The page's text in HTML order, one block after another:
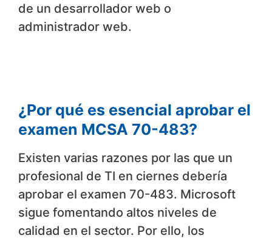
de un desarrollador web o
administrador web.
¿Por qué es esencial aprobar el
examen MCSA 70-483?
Existen varias razones por las que un
profesional de TI en ciernes debería
aprobar el examen 70-483. Microsoft
sigue fomentando altos niveles de
calidad en el sector. Por ello, los